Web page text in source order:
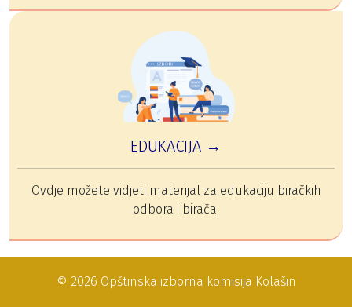
EDUKACIJA →
Ovdje možete vidjeti materijal za edukaciju biračkih
odbora i birača.
© 2026 Opštinska izborna komisija Kolašin